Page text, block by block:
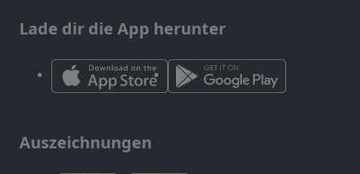
Lade dir die App herunter
Auszeichnungen